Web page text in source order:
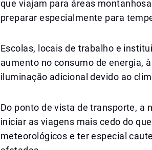
que viajam para áreas
preparar especialmente para
Escolas, locais de trabalho e
aumento no consumo de energia,
iluminação adicional devido ao
Do ponto de vista de transporte, a
iniciar as viagens mais cedo do
meteorológicos e ter especial